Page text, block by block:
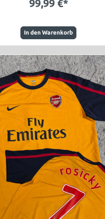
99,99 €*
In den Warenkorb